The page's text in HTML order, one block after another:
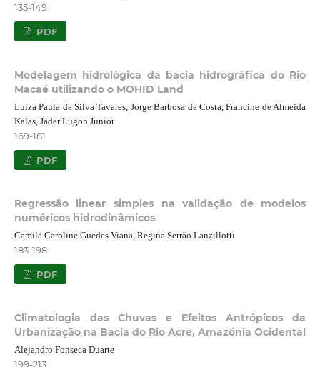
135-149
PDF
Modelagem hidrológica da bacia hidrográfica do Rio
Macaé utilizando o MOHID Land
Luiza Paula da Silva Tavares, Jorge Barbosa da Costa, Francine de Almeida
Kalas, Jader Lugon Junior
169-181
PDF
Regressão linear simples na validação de modelos
numéricos hidrodinâmicos
Camila Caroline Guedes Viana, Regina Serrão Lanzillotti
183-198
PDF
Climatologia das Chuvas e Efeitos Antrópicos da
Urbanização na Bacia do Rio Acre, Amazônia Ocidental
Alejandro Fonseca Duarte
199-213